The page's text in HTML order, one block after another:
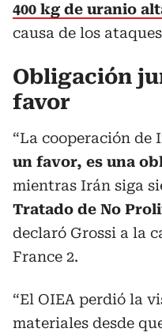
400 kg de uranio
causa de los
Obligación
favor
“La cooperación de
un favor, es una
mientras Irán siga
Tratado de No
declaró Grossi a la
France 2.
“El OIEA perdió la
materiales desde